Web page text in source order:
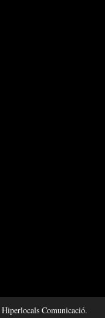
Comunicació.